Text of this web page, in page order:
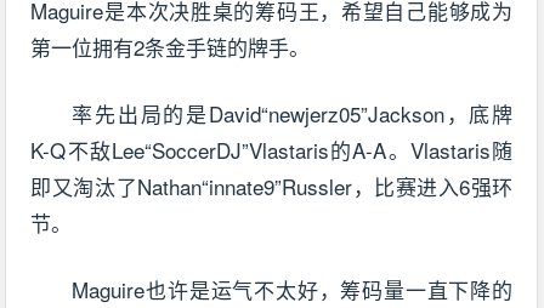
Maguire是本次决胜桌的筹码王，希望自己能够成为
第一位拥有2条金手链的牌手。
率先出局的是David“newjerz05”Jackson，底牌
K-Q不敌Lee“SoccerDJ”Vlastaris的A-A。Vlastaris随
即又淘汰了Nathan“innate9”Russler，比赛进入6强环
节。
Maguire也许是运气不太好，筹码量一直下降的